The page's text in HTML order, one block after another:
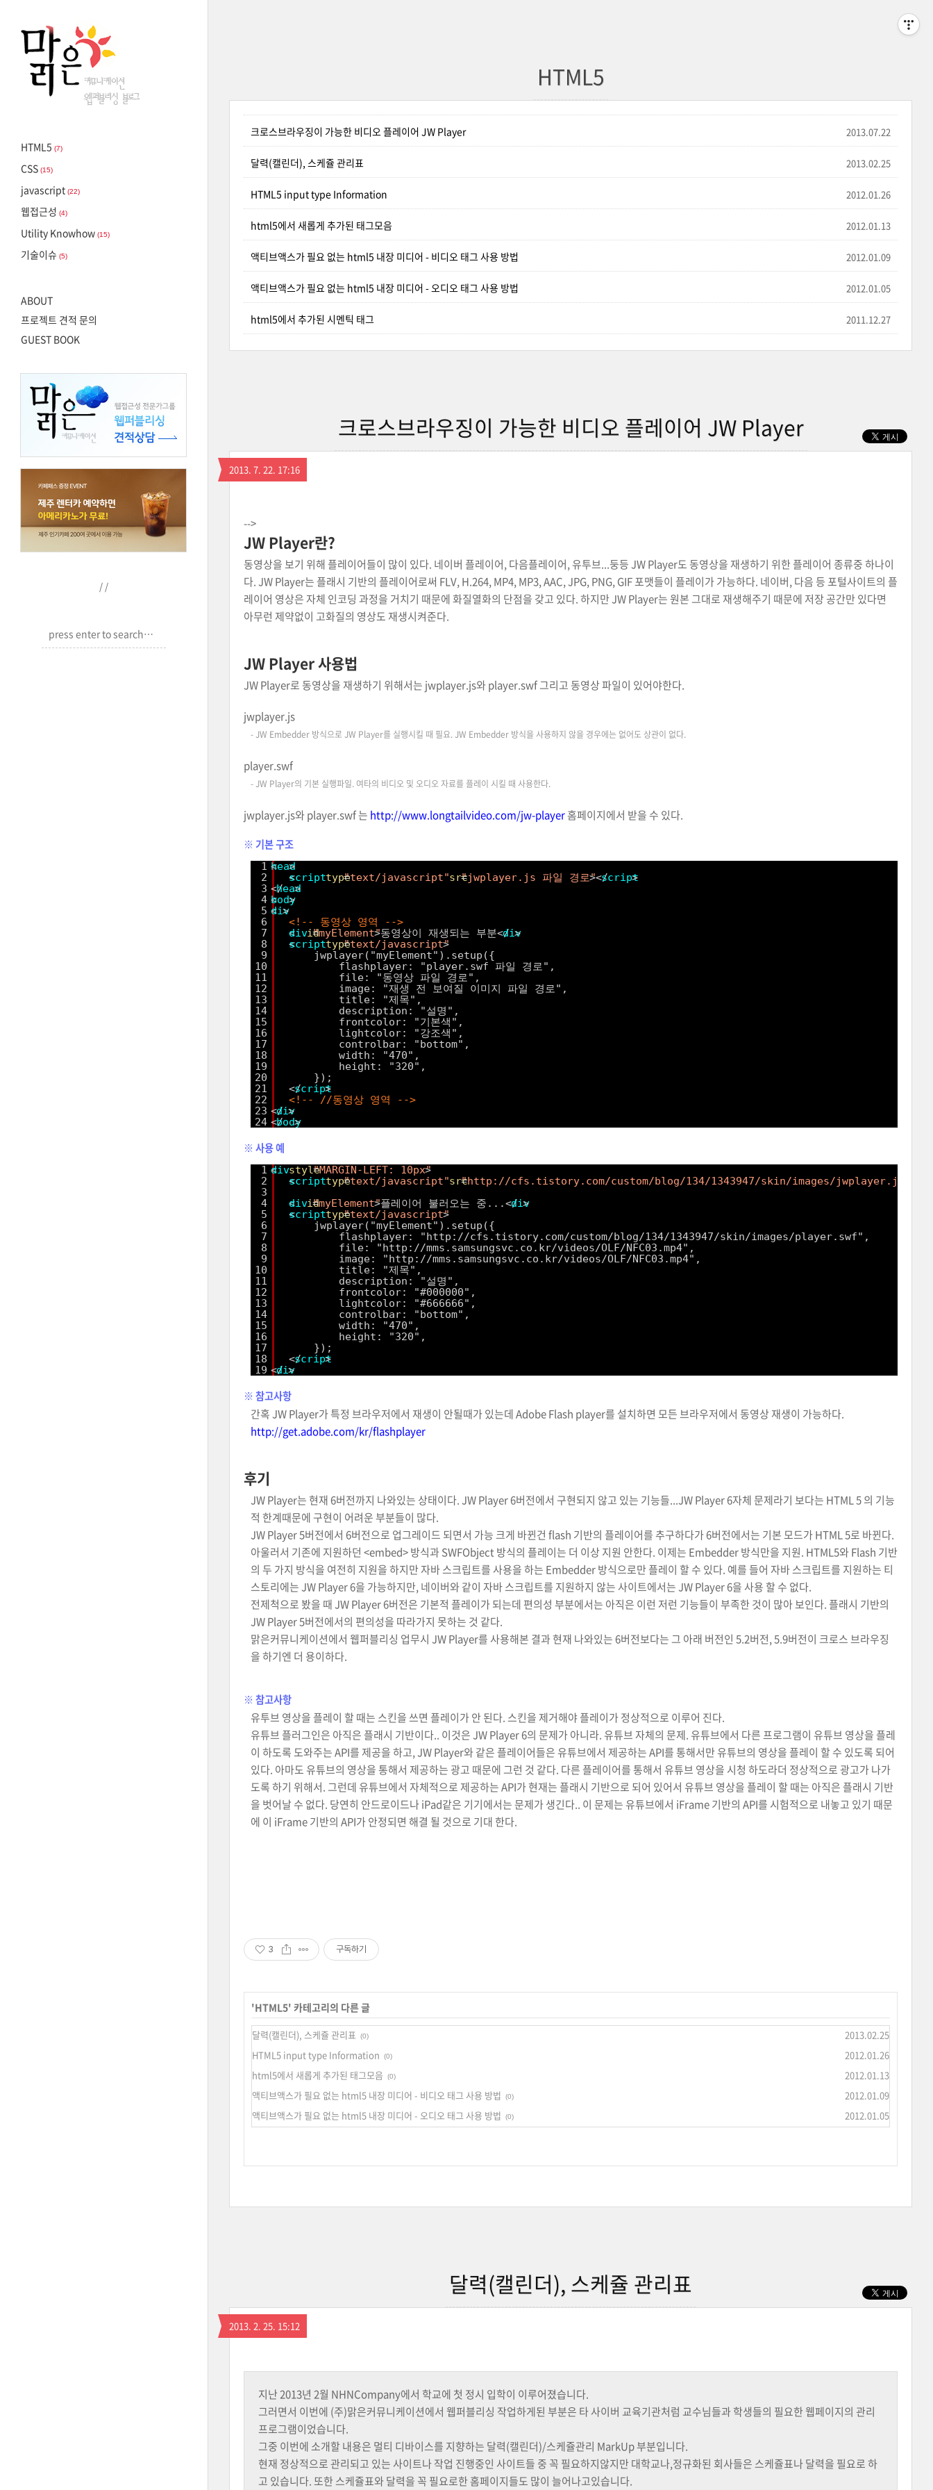
HTML5 (7)
CSS (15)
javascript (22)
웹접근성 (4)
Utility Knowhow (15)
기술이슈 (5)
ABOUT
프로젝트 견적 문의
GUEST BOOK
/ /
HTML5
크로스브라우징이 가능한 비디오 플레이어 JW Player 2013.07.22
달력(캘린더), 스케쥴 관리표 2013.02.25
HTML5 input type Information 2012.01.26
html5에서 새롭게 추가된 태그모음 2012.01.13
액티브액스가 필요 없는 html5 내장 미디어 - 비디오 태그 사용 방법 2012.01.09
액티브액스가 필요 없는 html5 내장 미디어 - 오디오 태그 사용 방법 2012.01.05
html5에서 추가된 시멘틱 태그 2011.12.27
크로스브라우징이 가능한 비디오 플레이어 JW Player
2013. 7. 22. 17:16
-->
JW Player란?
동영상을 보기 위해 플레이어들이 많이 있다. 네이버 플레이어, 다음플레이어, 유투브...둥등 JW Player도 동영상을 재생하기 위한 플레이어 종류중 하나이
다. JW Player는 플래시 기반의 플레이어로써 FLV, H.264, MP4, MP3, AAC, JPG, PNG, GIF 포맷들이 플레이가 가능하다. 네이버, 다음 등 포털사이트의 플
레이어 영상은 자체 인코딩 과정을 거치기 때문에 화질열화의 단점을 갖고 있다. 하지만 JW Player는 원본 그대로 재생해주기 때문에 저장 공간만 있다면
아무런 제약없이 고화질의 영상도 재생시켜준다.
JW Player 사용법
JW Player로 동영상을 재생하기 위해서는 jwplayer.js와 player.swf 그리고 동영상 파일이 있어야한다.
jwplayer.js
- JW Embedder 방식으로 JW Player를 실행시킬 때 필요. JW Embedder 방식을 사용하지 않을 경우에는 없어도 상관이 없다.
player.swf
- JW Player의 기본 실행파일. 여타의 비디오 및 오디오 자료를 플레이 시킬 때 사용한다.
jwplayer.js와 player.swf 는 http://www.longtailvideo.com/jw-player홈페이지에서 받을 수 있다.
※ 기본 구조
1
2
3
4
5
6
7
8
9
10
11
12
13
14
15
16
17
18
19
20
21
22
23
24
<
head
>
<
scripttype
=
"text/javascript"src
=
"jwplayer.js 파일 경로"></script>
</head
>
<
body>
<
div
>
<!-- 동영상 영역 -->
<
divid
=
"myElement">동영상이 재생되는 부분</div
>
<
scripttype
=
"text/javascript"
>
jwplayer("myElement").setup({
flashplayer: "player.swf 파일 경로",
file: "동영상 파일 경로",
image: "재생 전 보여질 이미지 파일 경로",
title: "제목",
description: "설명",
frontcolor: "기본색",
lightcolor: "강조색",
controlbar: "bottom",
width: "470",
height: "320",
});
</script
>
<!-- //동영상 영역 -->
</div>
</body>
※ 사용 예
1
2
3
4
5
6
7
8
9
10
11
12
13
14
15
16
17
18
19
<
divstyle
=
"MARGIN-LEFT: 10px"
>
<
scripttype
=
"text/javascript"src
=
"http://cfs.tistory.com/custom/blog/134/1343947/skin/images/jwplayer.js"
<
divid
=
"myElement">플레이어 불러오는 중...</div
>
<
scripttype
=
"text/javascript"
>
jwplayer("myElement").setup({
flashplayer: "http://cfs.tistory.com/custom/blog/134/1343947/skin/images/player.swf",
file: "http://mms.samsungsvc.co.kr/videos/OLF/NFC03.mp4",
image: "http://mms.samsungsvc.co.kr/videos/OLF/NFC03.mp4",
title: "제목",
description: "설명",
frontcolor: "#000000",
lightcolor: "#666666",
controlbar: "bottom",
width: "470",
height: "320",
});
</script
>
</div>
※ 참고사항
간혹 JW Player가 특정 브라우저에서 재생이 안될때가 있는데 Adobe Flash player를 설치하면 모든 브라우저에서 동영상 재생이 가능하다.
http://get.adobe.com/kr/flashplayer
후기
JW Player는 현재 6버전까지 나와있는 상태이다. JW Player 6버전에서 구현되지 않고 있는 기능들...JW Player 6자체 문제라기 보다는 HTML 5 의 기능
적 한계때문에 구현이 어려운 부분들이 많다.
JW Player 5버전에서 6버전으로 업그레이드 되면서 가능 크게 바뀐건 flash 기반의 플레이어를 추구하다가 6버전에서는 기본 모드가 HTML 5로 바뀐다.
아울러서 기존에 지원하던 <embed> 방식과 SWFObject 방식의 플레이는 더 이상 지원 안한다. 이제는 Embedder 방식만을 지원. HTML5와 Flash 기반
의 두 가지 방식을 여전히 지원을 하지만 자바 스크립트를 사용을 하는 Embedder 방식으로만 플레이 할 수 있다. 예를 들어 자바 스크립트를 지원하는 티
스토리에는 JW Player 6을 가능하지만, 네이버와 같이 자바 스크립트를 지원하지 않는 사이트에서는 JW Player 6을 사용 할 수 없다.
전제척으로 봤을 때 JW Player 6버전은 기본적 플레이가 되는데 편의성 부분에서는 아직은 이런 저런 기능들이 부족한 것이 많아 보인다. 플래시 기반의
JW Player 5버전에서의 편의성을 따라가지 못하는 것 같다.
맑은커뮤니케이션에서 웹퍼블리싱 업무시 JW Player를 사용해본 결과 현재 나와있는 6버전보다는 그 아래 버전인 5.2버전, 5.9버전이 크로스 브라우징
을 하기엔 더 용이하다.
※ 참고사항
유투브 영상을 플레이 할 때는 스킨을 쓰면 플레이가 안 된다. 스킨을 제거해야 플레이가 정상적으로 이루어 진다.
유튜브 플러그인은 아직은 플래시 기반이다.. 이것은 JW Player 6의 문제가 아니라. 유튜브 자체의 문제. 유튜브에서 다른 프로그램이 유튜브 영상을 플레
이 하도록 도와주는 API를 제공을 하고, JW Player와 같은 플레이어들은 유튜브에서 제공하는 API를 통해서만 유튜브의 영상을 플레이 할 수 있도록 되어
있다. 아마도 유튜브의 영상을 통해서 제공하는 광고 때문에 그런 것 같다. 다른 플레이어를 통해서 유튜브 영상을 시청 하도라더 정상적으로 광고가 나가
도록 하기 위해서. 그런데 유튜브에서 자체적으로 제공하는 API가 현재는 플래시 기반으로 되어 있어서 유튜브 영상을 플레이 할 때는 아직은 플래시 기반
을 벗어날 수 없다. 당연히 안드로이드나 iPad같은 기기에서는 문제가 생긴다.. 이 문제는 유튜브에서 iFrame 기반의 API를 시험적으로 내놓고 있기 때문
에 이 iFrame 기반의 API가 안정되면 해결 될 것으로 기대 한다.
3 구독하기
'HTML5' 카테고리의 다른 글
달력(캘린더), 스케쥴 관리표 (0)
2013.02.25
HTML5 input type Information
(0)
2012.01.26
html5에서 새롭게 추가된 태그모음
(0)
2012.01.13
액티브액스가 필요 없는 html5 내장 미디어 - 비디오 태그 사용 방법
(0)
2012.01.09
액티브액스가 필요 없는 html5 내장 미디어 - 오디오 태그 사용 방법
(0) 2012.01.05
달력(캘린더), 스케쥴 관리표
2013. 2. 25. 15:12
지난 2013년 2월 NHNCompany에서 학교에 첫 정시 입학이 이루어졌습니다.
그러면서 이번에 (주)맑은커뮤니케이션에서 웹퍼블리싱 작업하게된 부분은 타 사이버 교육기관처럼 교수님들과 학생들의 필요한 웹페이지의 관리
프로그램이었습니다.
그중 이번에 소개할 내용은 멀티 디바이스를 지향하는 달력(캘린더)/스케쥴관리 MarkUp 부분입니다.
현재 정상적으로 관리되고 있는 사이트나 작업 진행중인 사이트들 중 꼭 필요하지않지만 대학교나,정규화된 회사들은 스케쥴표나 달력을 필요로 하
고 있습니다. 또한 스케쥴표와 달력을 꼭 필요로한 홈페이지들도 많이 늘어나고있습니다.